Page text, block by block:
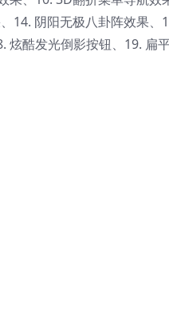
14. 阴阳无极八卦阵效果、
炫酷发光倒影按钮、19. 扁